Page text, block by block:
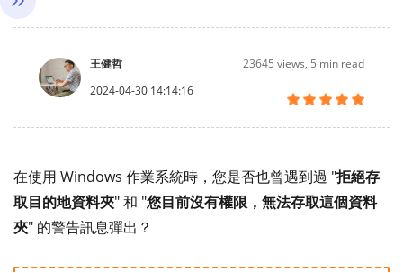
王健哲
2024-04-30 14:14:16
23645views, 5 min read
在使用 Windows 作業系統時，您是否也曾遇到過 "拒絕存
取目的地資料夾" 和 "您目前沒有權限，無法存取這個資料
夾" 的警告訊息彈出？